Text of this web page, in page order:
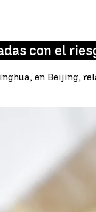
con el
en Beijing,